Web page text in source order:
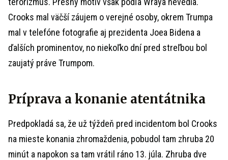
Crooks mal väčší záujem o verejné osoby, okrem Trumpa
mal v telefóne fotografie aj prezidenta Joea Bidena a
ďalších prominentov, no niekoľko dní pred streľbou bol
zaujatý práve Trumpom.
Príprava a konanie atentátnika
Predpokladá sa, že už týždeň pred incidentom bol Crooks
na mieste konania zhromaždenia, pobudol tam zhruba 20
minút a napokon sa tam vrátil ráno 13. júla. Zhruba dve